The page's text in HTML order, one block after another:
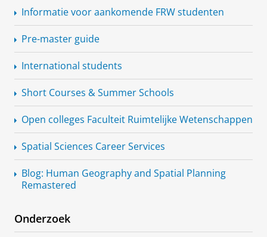
Informatie voor aankomende FRW studenten
Pre-master guide
International students
Short Courses & Summer Schools
Open colleges Faculteit Ruimtelijke Wetenschappen
Spatial Sciences Career Services
Blog: Human Geography and Spatial Planning
Remastered
Onderzoek